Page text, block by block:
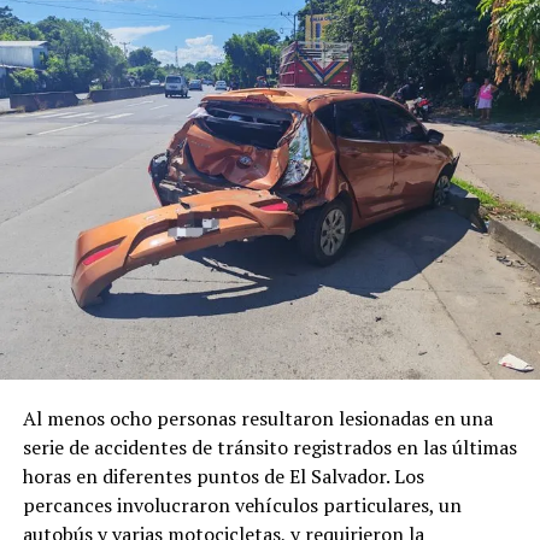
Nota de El Salvador Times
Comparte esto:
Facebook X
Me gusta esto:
Relacionado
Al menos ocho personas resultaron lesionadas en una
serie de accidentes de tránsito registrados en las últimas
horas en diferentes puntos de El Salvador. Los
percances involucraron vehículos particulares, un
autobús y varias motocicletas, y requirieron la